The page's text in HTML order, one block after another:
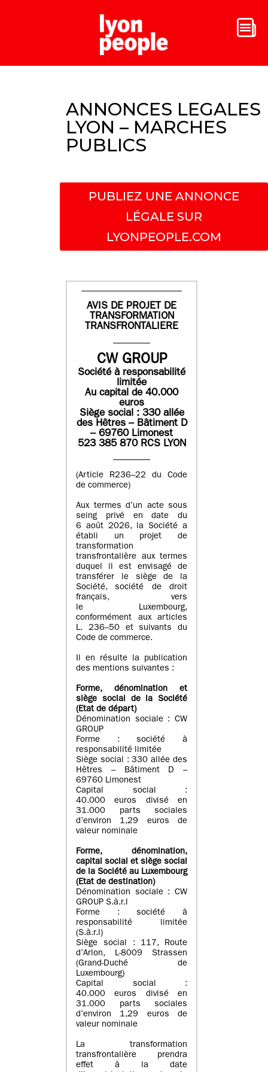
ANNONCES LEGALES
LYON – MARCHES
PUBLICS
PUBLIEZ UNE ANNONCE
LÉGALE SUR
LYONPEOPLE.COM
AVIS DE PROJET DE
TRANSFORMATION
TRANSFRONTALIERE
CW GROUP
Société à responsabilité
limitée
Au capital de 40.000
euros
Siège social : 330 allée
des Hêtres – Bâtiment D
– 69760 Limonest
523 385 870 RCS LYON
(Article R236–22 du Code
de commerce)
Aux termes d’un acte sous
seing privé en date du
6 août 2026, la Société a
établi un projet de
transformation
transfrontalière aux termes
duquel il est envisagé de
transférer le siège de la
Société, société de droit
français, vers
le Luxembourg,
conformément aux articles
L. 236–50 et suivants du
Code de commerce.
Il en résulte la publication
des mentions suivantes :
Forme, dénomination et
siège social de la Société
(Etatde départ)
Dénomination sociale : CW
GROUP
Forme : société à
responsabilité limitée
Siège social : 330 allée des
Hêtres – Bâtiment D –
69760 Limonest
Capital social :
40.000 euros divisé en
31.000 parts sociales
d’environ 1,29 euros de
valeur nominale
Forme, dénomination,
capital social et siège social
de la Société au Luxembourg
(Etat de destination)
Dénomination sociale : CW
GROUP S.à.r.l
Forme : société à
responsabilité limitée
(S.à.r.l)
Siège social : 117, Route
d’Arlon, L-8009 Strassen
(Grand-Duché de
Luxembourg)
Capital social :
40.000 euros divisé en
31.000 parts sociales
d’environ 1,29 euros de
valeur nominale
La transformation
transfrontalière prendra
effet à la date